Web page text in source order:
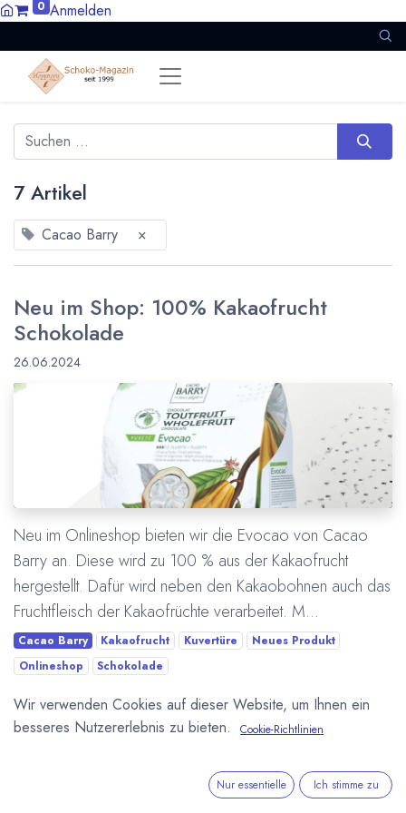
0 Anmelden
7 Artikel
Cacao Barry ×
Neu im Shop: 100% Kakaofrucht
Schokolade
26.06.2024
Neu im Onlineshop bieten wir die Evocao von Cacao
Barry an. Diese wird zu 100 % aus der Kakaofrucht
hergestellt. Dafür wird neben den Kakaobohnen auch das
Fruchtfleisch der Kakaofrüchte verarbeitet. M...
Cacao Barry Kakaofrucht Kuvertüre
Neues Produkt
Onlineshop
Schokolade
Mehr lesen
Wir verwenden Cookies auf dieser Website, um Ihnen ein
besseres Nutzererlebnis zu bieten.
Cookie-Richtlinien
Nur essentielle Ich stimme zu